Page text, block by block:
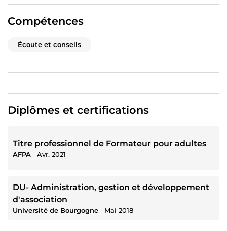
Compétences
Écoute et conseils
Diplômes et certifications
Titre professionnel de Formateur pour adultes
AFPA ‐ Avr. 2021
DU- Administration, gestion et développement
d'association
Université de Bourgogne ‐ Mai 2018